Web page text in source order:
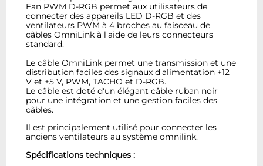
Fan PWM D-RGB permet aux utilisateurs de
connecter des appareils LED D-RGB et des
ventilateurs PWM à 4 broches au faisceau de
câbles OmniLink à l'aide de leurs connecteurs
standard.
Le câble OmniLink permet une transmission et une
distribution faciles des signaux d'alimentation +12
V et +5 V, PWM, TACHO et D-RGB.
Le câble est doté d'un élégant câble ruban noir
pour une intégration et une gestion faciles des
câbles.
Il est principalement utilisé pour connecter les
anciens ventilateurs au système omnilink.
Spécifications techniques :